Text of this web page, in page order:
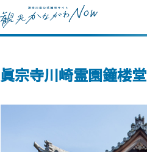
眞宗寺川崎霊園鐘楼堂